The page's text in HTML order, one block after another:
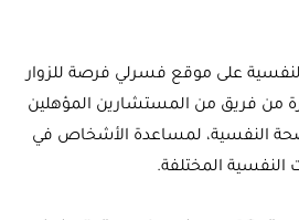
على موقع فسرلي فرصة للزوار
من فريق من المستشارين المؤهلين
النفسية، لمساعدة الأشخاص في
النفسية المختلفة.